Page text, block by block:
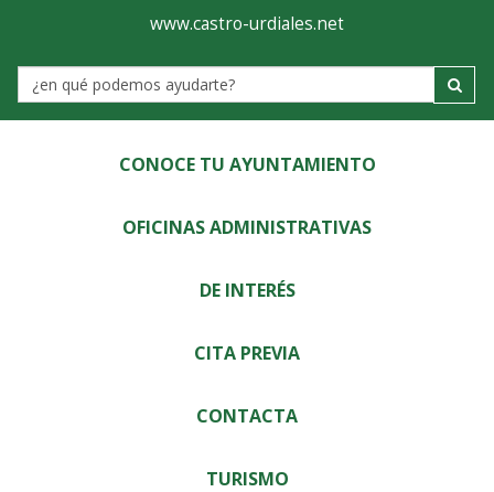
Ayuntamiento
de
Castro-
Urdiales
www.castro-urdiales.net
Label
CONOCE TU AYUNTAMIENTO
OFICINAS ADMINISTRATIVAS
DE INTERÉS
CITA PREVIA
CONTACTA
TURISMO